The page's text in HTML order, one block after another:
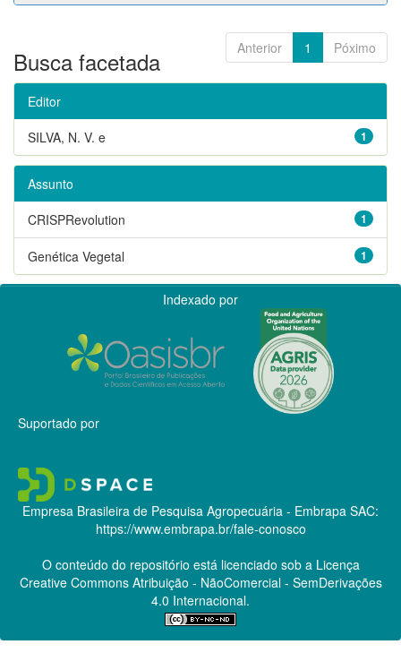
Anterior 1 Póximo
Busca facetada
Editor
1
SILVA, N. V. e
Assunto
1
CRISPRevolution
1
Genética Vegetal
Indexado por
Suportado por
Empresa Brasileira de Pesquisa Agropecuária - Embrapa SAC:
https://www.embrapa.br/fale-conosco
O conteúdo do repositório está licenciado sob a Licença
Creative CommonsAtribuição - NãoComercial - SemDerivações
4.0 Internacional.